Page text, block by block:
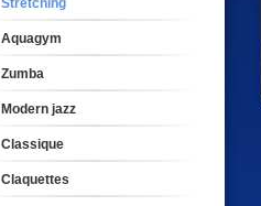
Stretching
Aquagym
Zumba
Modern jazz
Classique
Claquettes